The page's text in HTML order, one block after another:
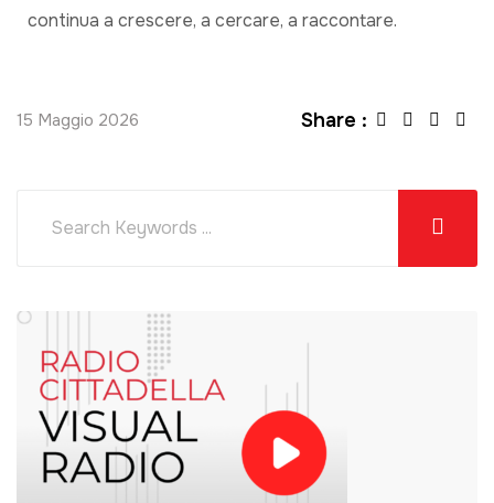
continua a crescere, a cercare, a raccontare.
15 Maggio 2026 Share :